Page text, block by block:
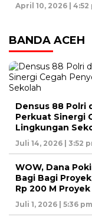
April 10, 2026 | 4:52
BANDA ACEH
Densus 88 Polri
Perkuat Sinergi
Lingkungan
Juli 14, 2026 | 3:52
WOW, Dana
Bagi Bagi
Rp 200 M
Juli 1, 2026 | 5:36